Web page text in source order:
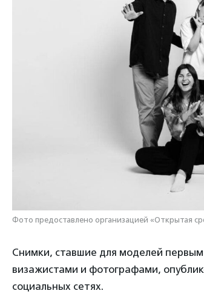
Фото предоставлено организацией «Открытая
Снимки, ставшие для моделей
визажистами и фотографами,
социальных сетях.